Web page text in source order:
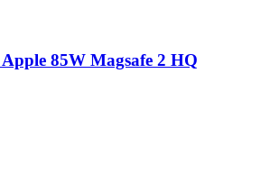
85W Magsafe 2 HQ